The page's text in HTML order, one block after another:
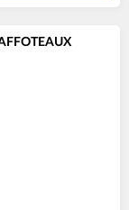
25 FF
SYSTEM 30 FF